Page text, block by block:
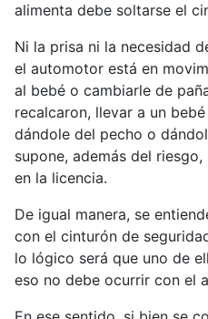
alimenta debe soltarse el
Ni la prisa ni la necesidad
el automotor está en
al bebé o cambiarle de
recalcaron, llevar a un
dándole del pecho o
supone, además del
en la licencia.
De igual manera, se
con el cinturón de
lo lógico será que uno de
eso no debe ocurrir con el